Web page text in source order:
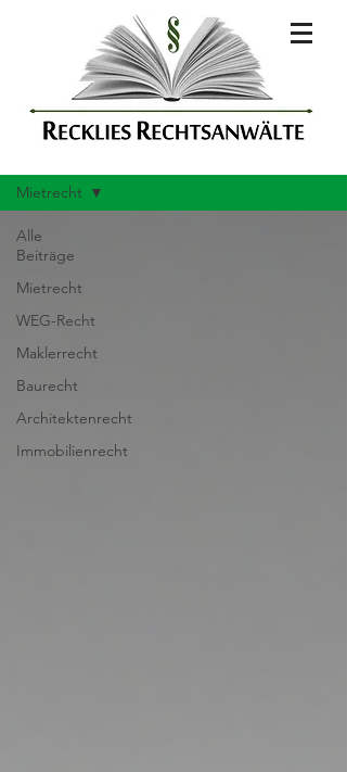
Alle
Beiträge
Mietrecht
WEG-Recht
Maklerrecht
Baurecht
Architektenrecht
Immobilienrecht
Mietrecht